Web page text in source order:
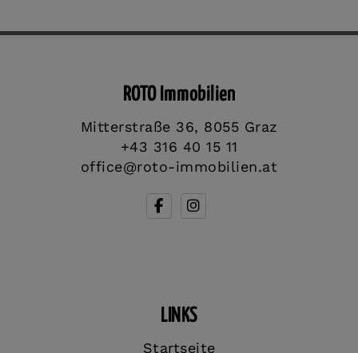
ROTO Immobilien
Mitterstraße 36, 8055 Graz
+43 316 40 15 11
office@roto-immobilien.at
LINKS
Startseite